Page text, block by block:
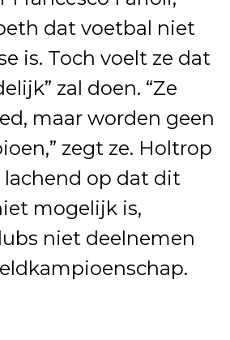
dat voetbal niet
is. Toch voelt ze dat
zal doen. “Ze
maar worden geen
zegt ze. Holtrop
lachend op dat dit
mogelijk is,
niet deelnemen